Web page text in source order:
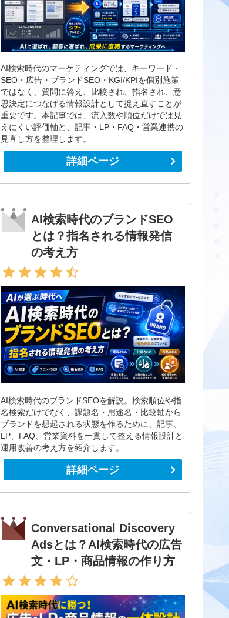
AI検索時代のマーケティングでは、キーワード・
SEO・広告・ブランドSEO・KGI/KPIを個別施策
ではなく、質問に答え、比較され、指名され、意
思決定につなげる情報設計として捉え直すことが
重要です。本記事では、流入数や順位だけでは見
えにくい評価軸と、記事・LP・FAQ・営業連携の
見直し方を整理します。
詳細ページ
AI検索時代のブランドSEO
とは？指名される情報発信
の考え方
AI検索時代のブランドSEOを解説。検索順位や指
名検索だけでなく、課題名・用途名・比較軸から
ブランドを想起される状態を作るために、記事、
LP、FAQ、営業資料を一貫して整える情報設計と
運用改善の考え方を紹介します。
詳細ページ
Conversational Discovery
Adsとは？AI検索時代の広告
文・LP・商品情報の作り方